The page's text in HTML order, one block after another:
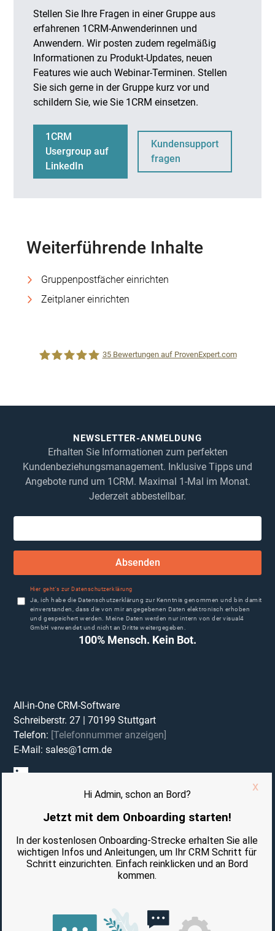
Stellen Sie Ihre Fragen in einer Gruppe aus
erfahrenen 1CRM-Anwenderinnen und
Anwendern. Wir posten zudem regelmäßig
Informationen zu Produkt-Updates, neuen
Features wie auch Webinar-Terminen. Stellen
Sie sich gerne in der Gruppe kurz vor und
schildern Sie, wie Sie 1CRM einsetzen.
1CRM
Usergroup auf
LinkedIn
Kundensupport
fragen
Weiterführende Inhalte
Gruppenpostfächer einrichten
Zeitplaner einrichten
35Bewertungen auf ProvenExpert.com
NEWSLETTER-ANMELDUNG
Erhalten Sie Informationen zum perfekten
Kundenbeziehungsmanagement. Inklusive Tipps und
Angebote rund um 1CRM. Maximal 1-Mal im Monat.
Jederzeit abbestellbar.
Absenden
Hier geht's zur Datenschutzerklärung
Ja, ich habe die Datenschutzerklärung zur Kenntnis genommen und bin damit
einverstanden, dass die von mir angegebenen Daten elektronisch erhoben
und gespeichert werden. Meine Daten werden nur intern von der visual4
GmbH verwendet und nicht an Dritte weitergegeben.
100% Mensch. Kein Bot.
All-in-One CRM-Software
Schreiberstr. 27 |70199 Stuttgart
Telefon: [Telefonnummer anzeigen]
E-Mail:sales@1crm.de
Datenschutzerklärung
AGB
AUSGEZEICHNET VON: